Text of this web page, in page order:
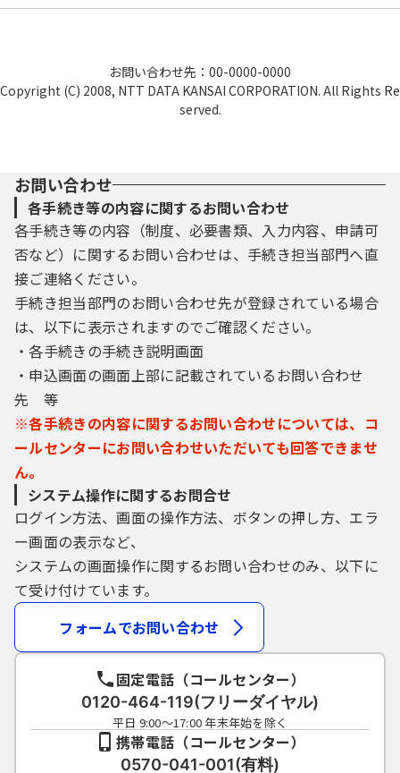
お問い合わせ先：00-0000-0000
Copyright (C) 2008, NTT DATA KANSAI CORPORATION. All Rights Re
served.
お問い合わせ
各手続き等の内容に関するお問い合わせ
各手続き等の内容（制度、必要書類、入力内容、申請可
否など）に関するお問い合わせは、手続き担当部門へ直
接ご連絡ください。
手続き担当部門のお問い合わせ先が登録されている場合
は、以下に表示されますのでご確認ください。
・各手続きの手続き説明画面
・申込画面の画面上部に記載されているお問い合わせ
先 等
※各手続きの内容に関するお問い合わせについては、コ
ールセンターにお問い合わせいただいても回答できませ
ん。
システム操作に関するお問合せ
ログイン方法、画面の操作方法、ボタンの押し方、エラ
ー画面の表示など、
システムの画面操作に関するお問い合わせのみ、以下に
て受け付けています。
フォームでお問い合わせ
固定電話（コールセンター）
0120-464-119(フリーダイヤル)
平日 9:00～17:00 年末年始を除く
携帯電話（コールセンター）
0570-041-001(有料)